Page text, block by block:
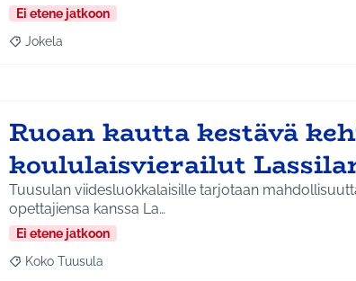
Ei etene jatkoon
Rajaa tulokset aihepiirin mukaan: Jokela
Jokela
Ruoan kautta kestävä
koululaisvierailut
Tuusulan viidesluokkalaisille tarjotaan
opettajiensa kanssa La…
Ei etene jatkoon
Rajaa tulokset aihepiirin mukaan: Koko Tuusula
Koko Tuusula